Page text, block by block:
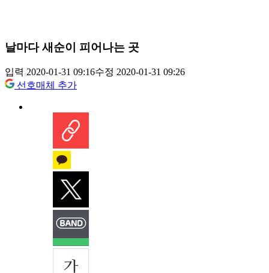
날마다 새순이 피어나는 곳
입력 2020-01-31 09:16수정 2020-01-31 09:26
선호매체 추가